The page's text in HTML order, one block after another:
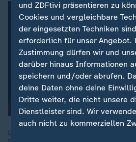
Die gesamte internationale TV-Welt
und ZDFtivi präsentieren zu
Cookies und vergleichbare
der eingesetzten Techniken
erforderlich für unser Angebot.
Zustimmung dürfen wir und
darüber hinaus Informationen
speichern und/oder abrufen.
deine Daten ohne deine
Dritte weiter, die nicht unsere
Dienstleister sind. Wir
auch nicht zu kommerziellen